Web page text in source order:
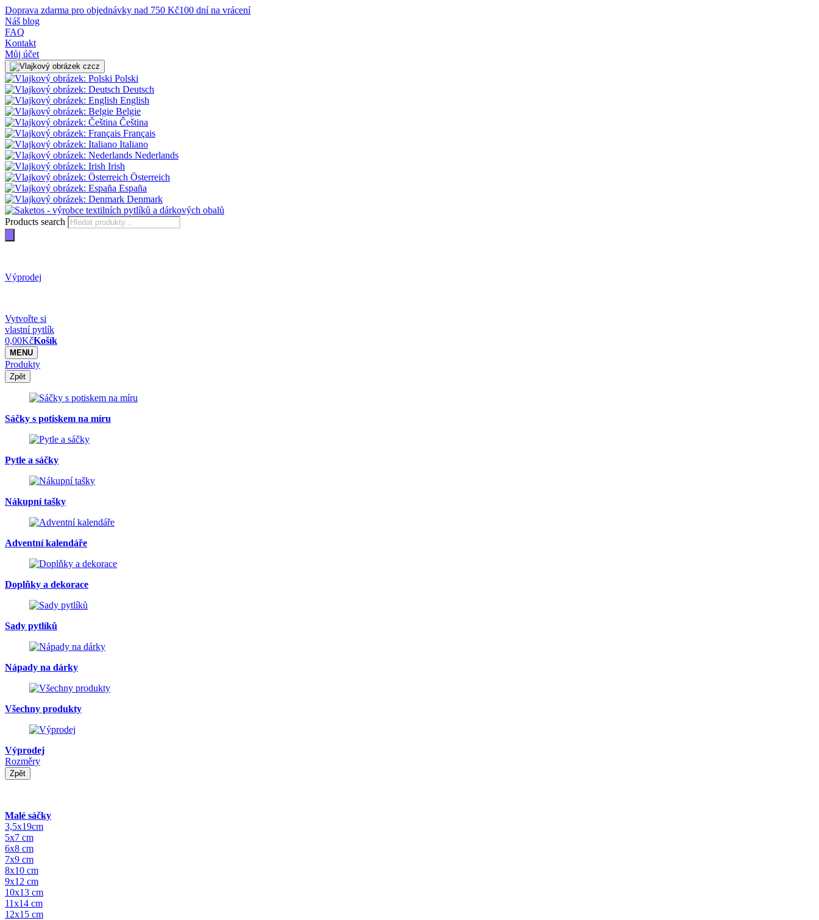
Doprava zdarma pro objednávky nad 750 Kč100 dní na vrácení
Náš blog
FAQ
Kontakt
Můj účet
cz
Polski
Deutsch
English
Belgie
Čeština
Français
Italiano
Nederlands
Irish
Österreich
España
Denmark
Products search
Výprodej
Vytvořte si
vlastní pytlík
0,00KčKošík
MENU
Produkty
Zpět
Sáčky s potiskem na míru
Pytle a sáčky
Nákupní tašky
Adventní kalendáře
Doplňky a dekorace
Sady pytlíků
Nápady na dárky
Všechny produkty
Výprodej
Rozměry
Zpět
Malé sáčky
3,5x19cm
5x7 cm
6x8 cm
7x9 cm
8x10 cm
9x12 cm
10x13 cm
11x14 cm
12x15 cm